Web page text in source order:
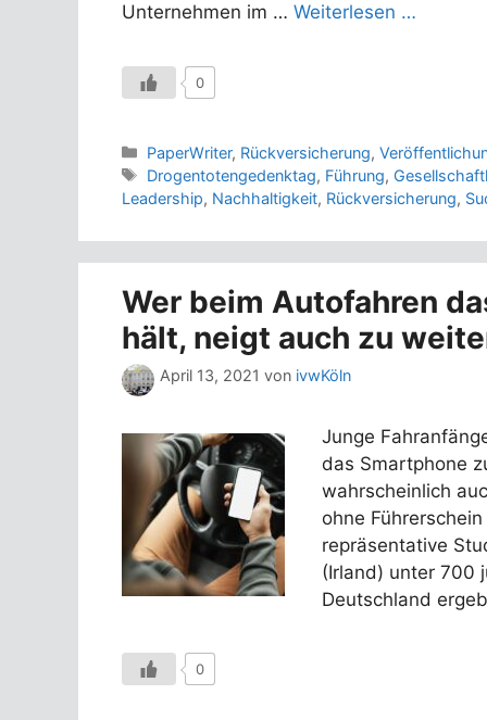
Unternehmen im … Weiterlesen …
0
Kategorien
PaperWriter, Rückversicherung,
Schlagwörter
Drogentotengedenktag, Führung,
Leadership, Nachhaltigkeit, Rückversicherung,
Wer beim Autofahren
hält, neigt auch zu
April 13, 2021 von ivwKöln
Junge
das Smartphone
wahrscheinlich
ohne
repräsentative
(Irland) unter 700
Deutschland
0